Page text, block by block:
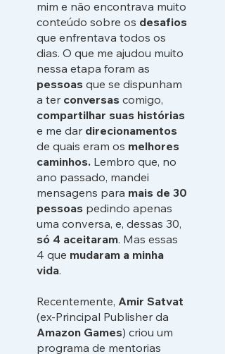
mim e não encontrava muito
conteúdo sobre os desafios
que enfrentava todos os
dias. O que me ajudou muito
nessa etapa foram as
pessoas que se dispunham
a ter conversas comigo,
compartilhar suas histórias
e me dar direcionamentos
de quais eram os melhores
caminhos. Lembro que, no
ano passado, mandei
mensagens para mais de 30
pessoas pedindo apenas
uma conversa, e, dessas 30,
só 4 aceitaram. Mas essas
4 que mudaram a minha
vida.
Recentemente, Amir Satvat
(ex-Principal Publisher da
Amazon Games) criou um
programa de mentorias